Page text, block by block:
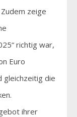
zeige
richtig war,
Euro
gleichzeitig die
ihrer